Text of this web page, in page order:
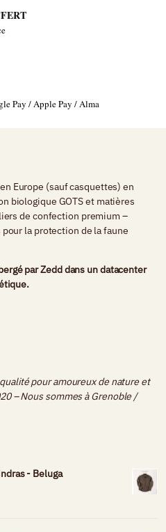
Pay / Apple Pay / Alma
Europe (sauf casquettes) en
biologique GOTS et matières
de confection premium –
la protection de la faune
parZedddans un datacenter
pour amoureux de nature et
– Nous sommes àGrenoble /
- Beluga